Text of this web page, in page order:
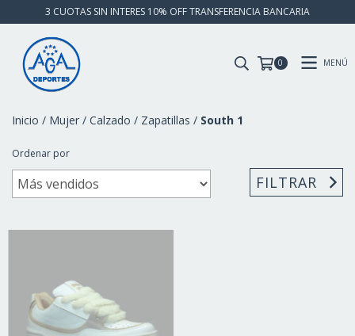
3 CUOTAS SIN INTERES 10% OFF TRANSFERENCIA BANCARIA
0 MENÚ
Inicio / Mujer / Calzado / Zapatillas / South 1
Ordenar por
FILTRAR